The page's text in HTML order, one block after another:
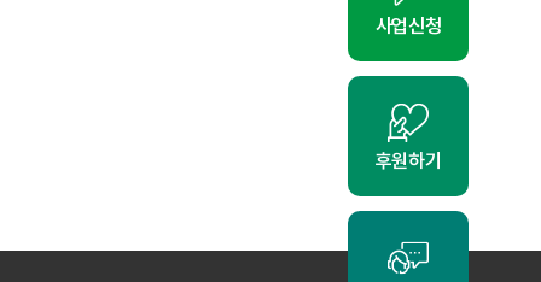
사업신청
후원하기